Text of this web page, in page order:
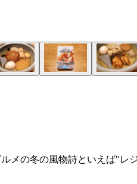
メの冬の風物詩といえば"